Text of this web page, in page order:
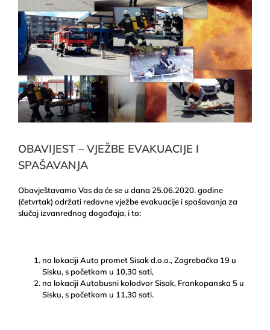
OBAVIJEST – VJEŽBE EVAKUACIJE I
SPAŠAVANJA
Obavještavamo Vas da će se u dana 25.06.2020. godine
(četvrtak) održati redovne vježbe evakuacije i spašavanja za
slučaj izvanrednog događaja, i to:
na lokaciji Auto promet Sisak d.o.o., Zagrebačka 19 u
Sisku, s početkom u 10,30 sati,
na lokaciji Autobusni kolodvor Sisak, Frankopanska 5 u
Sisku, s početkom u 11,30 sati.